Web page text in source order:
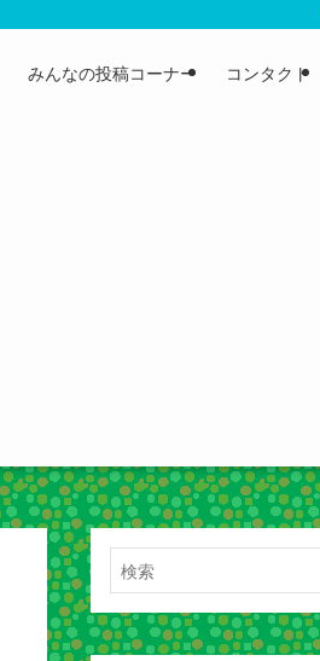
みんなの投稿コーナー コンタクト